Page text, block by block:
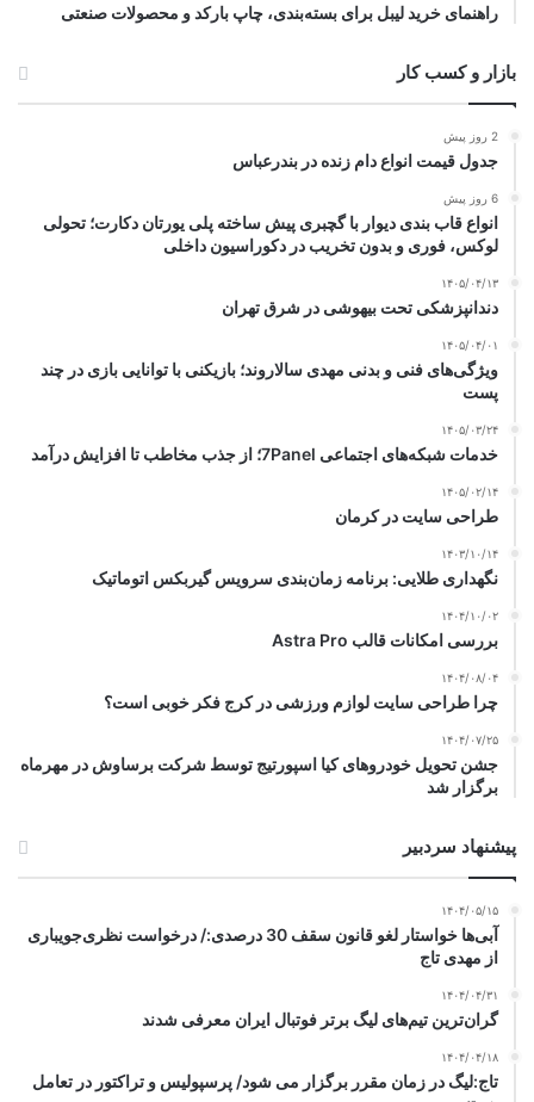
راهنمای خرید لیبل برای بسته‌بندی، چاپ بارکد و محصولات صنعتی
بازار و کسب کار
2 روز پیش
جدول قیمت انواع دام زنده در بندرعباس
6 روز پیش
انواع قاب بندی دیوار با گچبری پیش ساخته پلی یورتان دکارت؛ تحولی
لوکس، فوری و بدون تخریب در دکوراسیون داخلی
۱۴۰۵/۰۴/۱۳
دندانپزشکی تحت بیهوشی در شرق تهران
۱۴۰۵/۰۴/۰۱
ویژگی‌های فنی و بدنی مهدی سالاروند؛ بازیکنی با توانایی بازی در چند
پست
۱۴۰۵/۰۳/۲۴
خدمات شبکه‌های اجتماعی 7Panel؛ از جذب مخاطب تا افزایش درآمد
۱۴۰۵/۰۲/۱۴
طراحی سایت در کرمان
۱۴۰۳/۱۰/۱۴
نگهداری طلایی: برنامه زمان‌بندی سرویس گیربکس اتوماتیک
۱۴۰۴/۱۰/۰۲
بررسی امکانات قالب Astra Pro
۱۴۰۴/۰۸/۰۴
چرا طراحی سایت لوازم ورزشی در کرج فکر خوبی است؟
۱۴۰۴/۰۷/۲۵
جشن تحویل خودروهای کیا اسپورتیج توسط شرکت برساوش در مهرماه
برگزار شد
پیشنهاد سردبیر
۱۴۰۴/۰۵/۱۵
آبی‌ها خواستار لغو قانون سقف 30 درصدی:/ درخواست نظری‌جویباری
از مهدی تاج
۱۴۰۴/۰۴/۳۱
گران‌ترین تیم‌های لیگ برتر فوتبال ایران معرفی شدند
۱۴۰۴/۰۴/۱۸
تاج:لیگ در زمان مقرر برگزار می شود/ پرسپولیس و تراکتور در تعامل